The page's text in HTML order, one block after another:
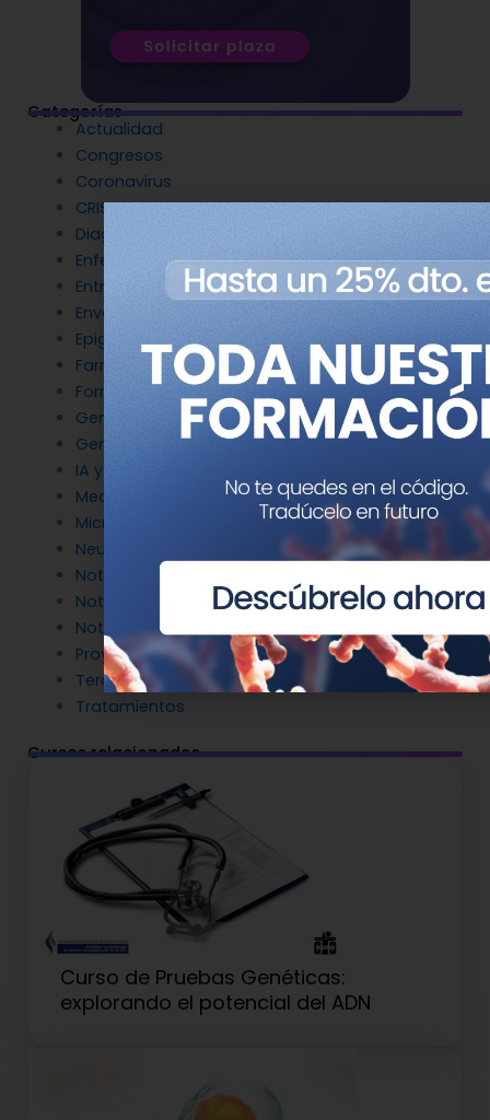
Categorías
Actualidad
Congresos
Coronavirus
CRISPR
Diagnóstico Genético
Enfermedades Raras
Entrevistas
Envejecimiento y longevidad
Epigenética
Farmacogenética
Formación
Genética del cáncer
Genética en Cardiología
IA y Genómica
Medicina Reproductiva
Microbiología molecular
Neurociencia
Noticias de Genotipia
Noticias de investigación
Noticias patrocinadas
Proyectos
Terapia Génica
Tratamientos
Cursos relacionados
Curso de Pruebas Genéticas:
explorando el potencial del ADN